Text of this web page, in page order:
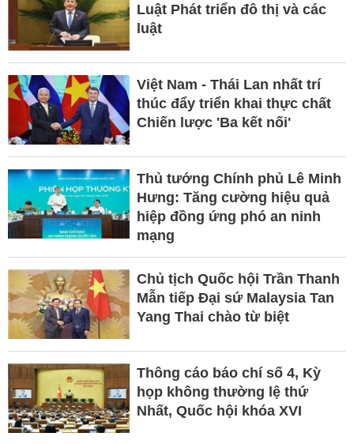
Luật Phát triển đô thị và các
luật
Việt Nam - Thái Lan nhất trí
thúc đẩy triển khai thực chất
Chiến lược 'Ba kết nối'
Thủ tướng Chính phủ Lê Minh
Hưng: Tăng cường hiệu quả
hiệp đồng ứng phó an ninh
mạng
Chủ tịch Quốc hội Trần Thanh
Mẫn tiếp Đại sứ Malaysia Tan
Yang Thai chào từ biệt
Thông cáo báo chí số 4, Kỳ
họp không thường lệ thứ
Nhất, Quốc hội khóa XVI